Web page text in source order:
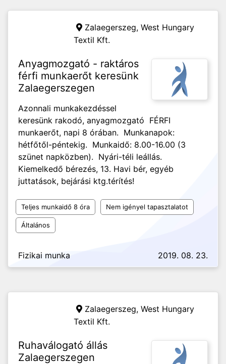
Zalaegerszeg, West Hungary
Textil Kft.
Anyagmozgató - raktáros
férfi munkaerőt keresünk
Zalaegerszegen
Azonnali munkakezdéssel
keresünk rakodó, anyagmozgató FÉRFI
munkaerőt, napi 8 órában. Munkanapok:
hétfőtől-péntekig. Munkaidő: 8.00-16.00 (3
szünet napközben). Nyári-téli leállás.
Kiemelkedő bérezés, 13. Havi bér, egyéb
juttatások, bejárási ktg.térítés!
Teljes munkaidő 8 óra Nem igényel tapasztalatot
Általános
Fizikai munka 2019. 08. 23.
Zalaegerszeg, West Hungary
Textil Kft.
Ruhaválogató állás
Zalaegerszegen